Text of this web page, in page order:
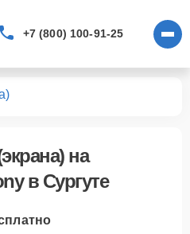
+7 (800) 100-91-25
на
в Сургуте